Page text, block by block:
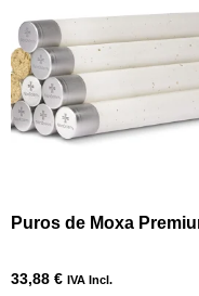
Puros de Moxa
33,88 € IVA Incl.